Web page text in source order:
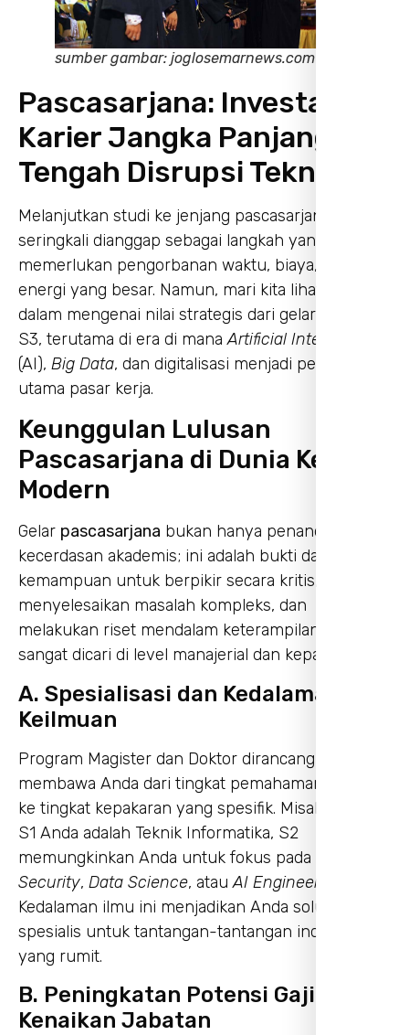
sumber gambar: joglosemarnews.com
Pascasarjana: Investasi
Karier Jangka Panjang di
Tengah Disrupsi Teknologi
Melanjutkan studi ke jenjang pascasarjana
seringkali dianggap sebagai langkah yang
memerlukan pengorbanan waktu, biaya, dan
energi yang besar. Namun, mari kita lihat lebih
dalam mengenai nilai strategis dari gelar S2 dan
S3, terutama di era di manaArtificial Intelligence
(AI), Big Data, dan digitalisasi menjadi penggerak
utama pasar kerja.
Keunggulan Lulusan
Pascasarjana di Dunia Kerja
Modern
Gelar pascasarjana bukan hanya penanda
kecerdasan akademis; ini adalah bukti dari
kemampuan untuk berpikir secara kritis,
menyelesaikan masalah kompleks, dan
melakukan riset mendalam keterampilan yang
sangat dicari di level manajerial dan kepakaran.
A. Spesialisasi dan Kedalaman
Keilmuan
Program Magister dan Doktor dirancang untuk
membawa Anda dari tingkat pemahaman umum
ke tingkat kepakaran yang spesifik. Misalnya, jika
S1 Anda adalah Teknik Informatika, S2
memungkinkan Anda untuk fokus pada
Security, Data Science, atauAI Engineering
Kedalaman ilmu ini menjadikan Anda solusi
spesialis untuk tantangan-tantangan industri
yang rumit.
B. Peningkatan Potensi Gaji dan
Kenaikan Jabatan